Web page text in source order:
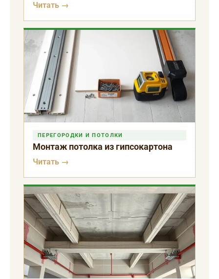
Читать →
ПЕРЕГОРОДКИ И ПОТОЛКИ
Монтаж потолка из гипсокартона
Читать →